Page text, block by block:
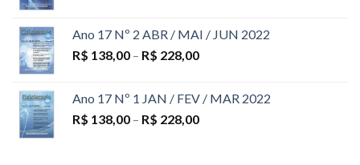
Ano 17 Nº 2 ABR / MAI / JUN 2022
R$ 138,00 – R$ 228,00
Ano 17 Nº 1 JAN / FEV / MAR 2022
R$ 138,00 – R$ 228,00